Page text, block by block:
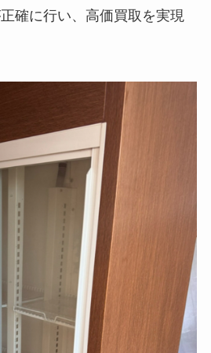
確に行い、高価買取を実現